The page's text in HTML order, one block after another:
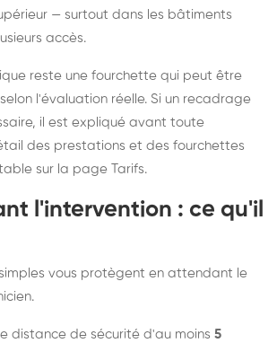
— surtout dans les bâtiments
accès.
reste une fourchette qui peut être
l'évaluation réelle. Si un recadrage
il est expliqué avant toute
des prestations et des fourchettes
sur la page Tarifs.
l'intervention : ce qu'il
vous protègent en attendant le
distance de sécurité d'au moins 5